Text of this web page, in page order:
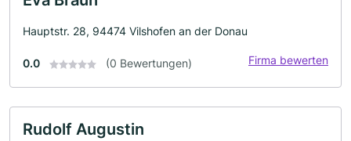
Hauptstr. 28, 94474 Vilshofen an der Donau
0.0 (0 Bewertungen) Firma bewerten
Rudolf Augustin